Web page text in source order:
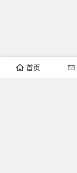
首页